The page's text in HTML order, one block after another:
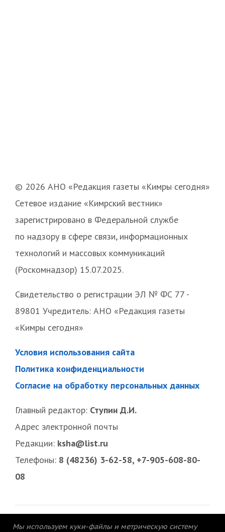
© 2026 АНО «Редакция газеты «Кимры сегодня»
Сетевое издание «Кимрский вестник»
зарегистрировано в Федеральной службе
по надзору в сфере связи, информационных
технологий и массовых коммуникаций
(Роскомнадзор) 15.07.2025.
Свидетельство о регистрации ЭЛ № ФС 77 -
89801 Учредитель: АНО «Редакция газеты
«Кимры сегодня»
Условия использования сайта
Политика конфиденциальности
Согласие на обработку персональных данных
Главный редактор: Ступин Д.И.
Адрес электронной почты
Редакции: ksha@list.ru
Телефоны: 8 (48236) 3-62-58, +7-905-608-80-
08
Мы используем куки-файлы и метрическую систему